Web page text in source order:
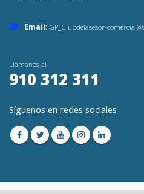
Email: GP_Clubdelasesor-
Llámanos al
910 312 311
Síguenos en redes sociales